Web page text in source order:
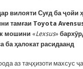
вилояти Суғд ба
тамғаи Toyota
мошини «Lexsus»
ба ҳалокат расидаанд
аз таҷҳизоти махсус